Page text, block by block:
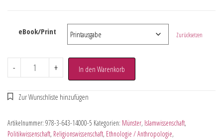
eBook/Print Zurücksetzen
- + In den Warenkorb
Artikelnummer: 978-3-643-14000-5 Kategorien: Münster, Islamwissenschaft,
Politikwissenschaft, Religionswissenschaft, Ethnologie / Anthropologie,